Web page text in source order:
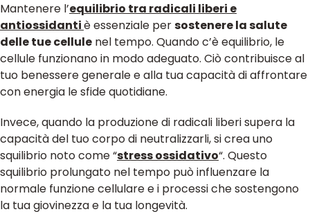
Mantenere l’equilibrio tra radicali liberi e
antiossidantiè essenziale persostenere la salute
delle tue cellule nel tempo. Quando c’è equilibrio, le
cellule funzionano in modo adeguato. Ciò contribuisce al
tuo benessere generale e alla tua capacità di affrontare
con energia le sfide quotidiane.
Invece, quando la produzione di radicali liberi supera la
capacità del tuo corpo di neutralizzarli, si crea uno
squilibrio noto come “stress ossidativo“. Questo
squilibrio prolungato nel tempo può influenzare la
normale funzione cellulare e i processi che sostengono
la tua giovinezza e la tua longevità.